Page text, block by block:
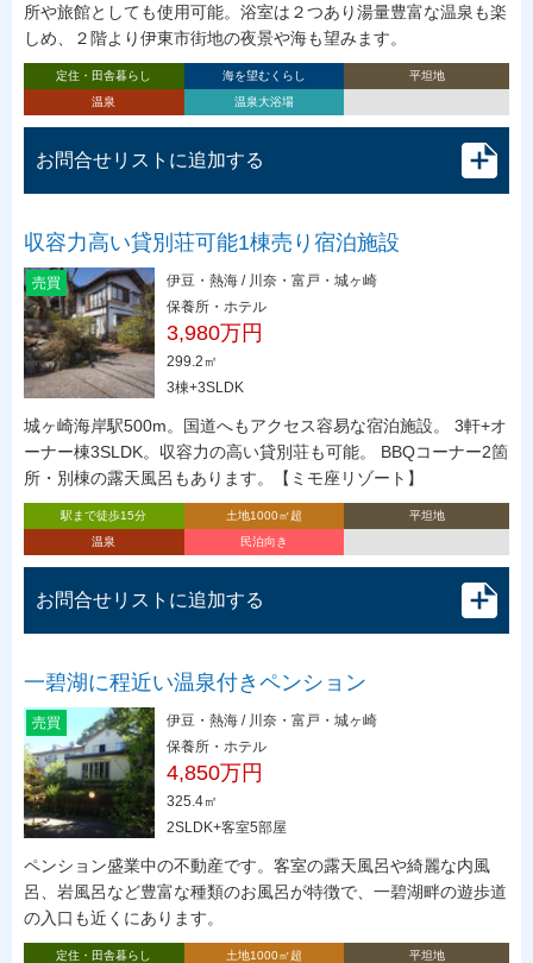
所や旅館としても使用可能。浴室は２つあり湯量豊富な温泉も楽
しめ、２階より伊東市街地の夜景や海も望みます。
定住・田舎暮らし 海を望むくらし
平坦地
温泉
温泉大浴場
お問合せリストに追加する
収容力高い貸別荘可能1棟売り宿泊施設
売買
伊豆・熱海 / 川奈・富戸・城ヶ崎
保養所・ホテル
3,980万円
299.2㎡
3棟+3SLDK
城ヶ崎海岸駅500m。国道へもアクセス容易な宿泊施設。 3軒+オ
ーナー棟3SLDK。収容力の高い貸別荘も可能。 BBQコーナー2箇
所・別棟の露天風呂もあります。【ミモ座リゾート】
駅まで徒歩15分 土地1000㎡超
平坦地
温泉
民泊向き
お問合せリストに追加する
一碧湖に程近い温泉付きペンション
売買
伊豆・熱海 / 川奈・富戸・城ヶ崎
保養所・ホテル
4,850万円
325.4㎡
2SLDK+客室5部屋
ペンション盛業中の不動産です。客室の露天風呂や綺麗な内風
呂、岩風呂など豊富な種類のお風呂が特徴で、一碧湖畔の遊歩道
の入口も近くにあります。
定住・田舎暮らし 土地1000㎡超
平坦地